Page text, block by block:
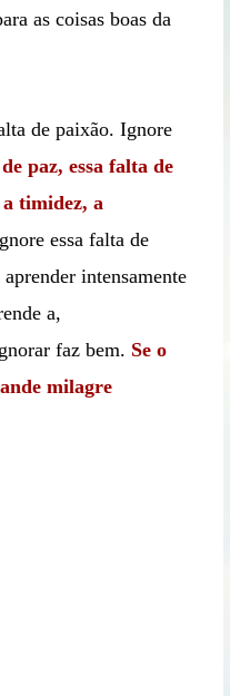
as coisas boas da
de paixão. Ignore
paz, essa falta de
timidez, a
essa falta de
intensamente
a,
faz bem. Se o
milagre